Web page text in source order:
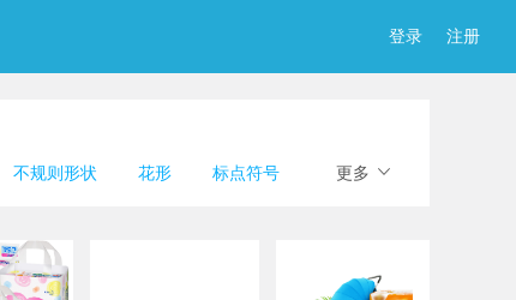
登录 注册
不规则形状 花形
标点符号
家具家居
食物
更多